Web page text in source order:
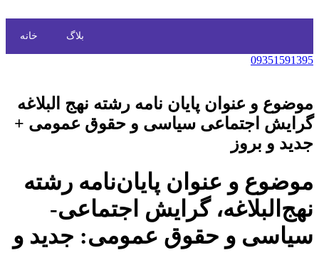
خانه بلاگ
09351591395
موضوع و عنوان پایان نامه رشته نهج البلاغه
گرایش اجتماعی سیاسی و حقوق عمومی +
جدید و بروز
موضوع و عنوان پایان‌نامه رشته
نهج‌البلاغه، گرایش اجتماعی-
سیاسی و حقوق عمومی: جدید و